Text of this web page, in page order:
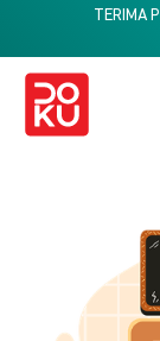
TERIMA